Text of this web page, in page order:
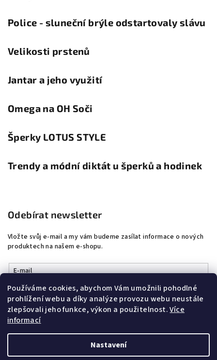
Používáme cookies, abychom Vám umožnili pohodlné
prohlížení webu a díky analýze provozu webu neustále
zlepšovali jeho funkce, výkon a použitelnost.Více
informací
Nastavení
Police - sluneční brýle odstartovaly slávu
Velikosti prstenů
Jantar a jeho využití
Omega na OH Soči
Šperky LOTUS STYLE
Trendy a módní diktát u šperků a hodinek
Odebírat newsletter
Vložte svůj e-mail a my vám budeme zasílat informace o nových
produktech na našem e-shopu.
E-mail
Vložením e-mailu souhlasíte spodmínkami ochrany osobních
údajů
Přihlásit se